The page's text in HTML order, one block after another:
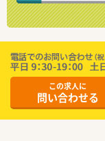
この求人に
問い合わせる